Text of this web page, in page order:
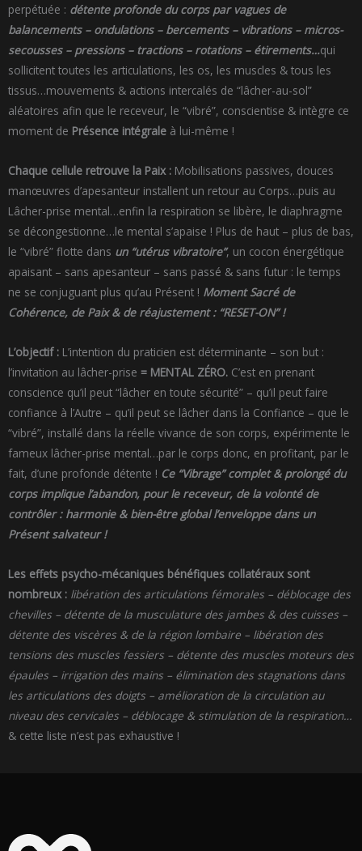
perpétuée : détente profonde du corps par vagues de
balancements – ondulations – bercements – vibrations – micros-
secousses – pressions – tractions – rotations – étirements…qui
sollicitent toutes les articulations, les os, les muscles & tous les
tissus…mouvements & actions intercalés de “lâcher-au-sol”
aléatoires afin que le receveur, le “vibré”, conscientise & intègre ce
moment de Présence intégrale à lui-même !
Chaque cellule retrouve la Paix : Mobilisations passives, douces
manœuvres d’apesanteur installent un retour au Corps…puis au
Lâcher-prise mental…enfin la respiration se libère, le diaphragme
se décongestionne…le mental s’apaise ! Plus de haut – plus de bas,
le “vibré” flotte dans un “utérus vibratoire”, un cocon énergétique
apaisant – sans apesanteur – sans passé & sans futur : le temps
ne se conjuguant plus qu’au Présent ! Moment Sacré de
Cohérence, de Paix & de réajustement : “RESET-ON” !
L’objectif : L’intention du praticien est déterminante – son but :
l’invitation au lâcher-prise = MENTAL ZÉRO. C’est en prenant
conscience qu’il peut “lâcher en toute sécurité” – qu’il peut faire
confiance à l’Autre – qu’il peut se lâcher dans la Confiance – que le
“vibré”, installé dans la réelle vivance de son corps, expérimente le
fameux lâcher-prise mental…par le corps donc, en profitant, par le
fait, d’une profonde détente ! Ce “Vibrage” complet & prolongé du
corps implique l’abandon, pour le receveur, de la volonté de
contrôler : harmonie & bien-être global l’enveloppe dans un
Présent salvateur !
Les effets psycho-mécaniques bénéfiques collatéraux sont
nombreux : libération des articulations fémorales – déblocage des
chevilles – détente de la musculature des jambes & des cuisses –
détente des viscères & de la région lombaire – libération des
tensions des muscles fessiers – détente des muscles moteurs des
épaules – irrigation des mains – élimination des stagnations dans
les articulations des doigts – amélioration de la circulation au
niveau des cervicales – déblocage & stimulation de la respiration…
& cette liste n’est pas exhaustive !